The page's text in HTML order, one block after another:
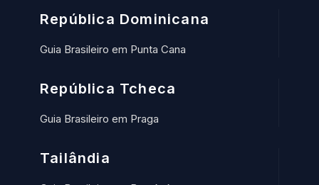
República Dominicana
Guia Brasileiro em Punta Cana
República Tcheca
Guia Brasileiro em Praga
Tailândia